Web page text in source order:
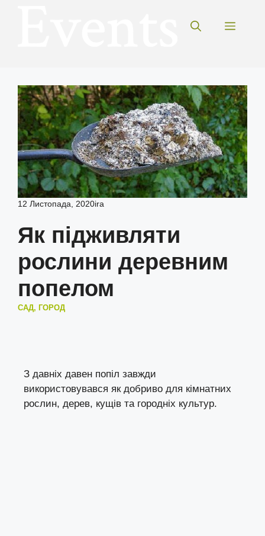
Меню
12 Листопада, 2020ira
Як підживляти
рослини деревним
попелом
САД, ГОРОД
З давніх давен попіл завжди
використовувався як добриво для кімнатних
рослин, дерев, кущів та городніх культур.